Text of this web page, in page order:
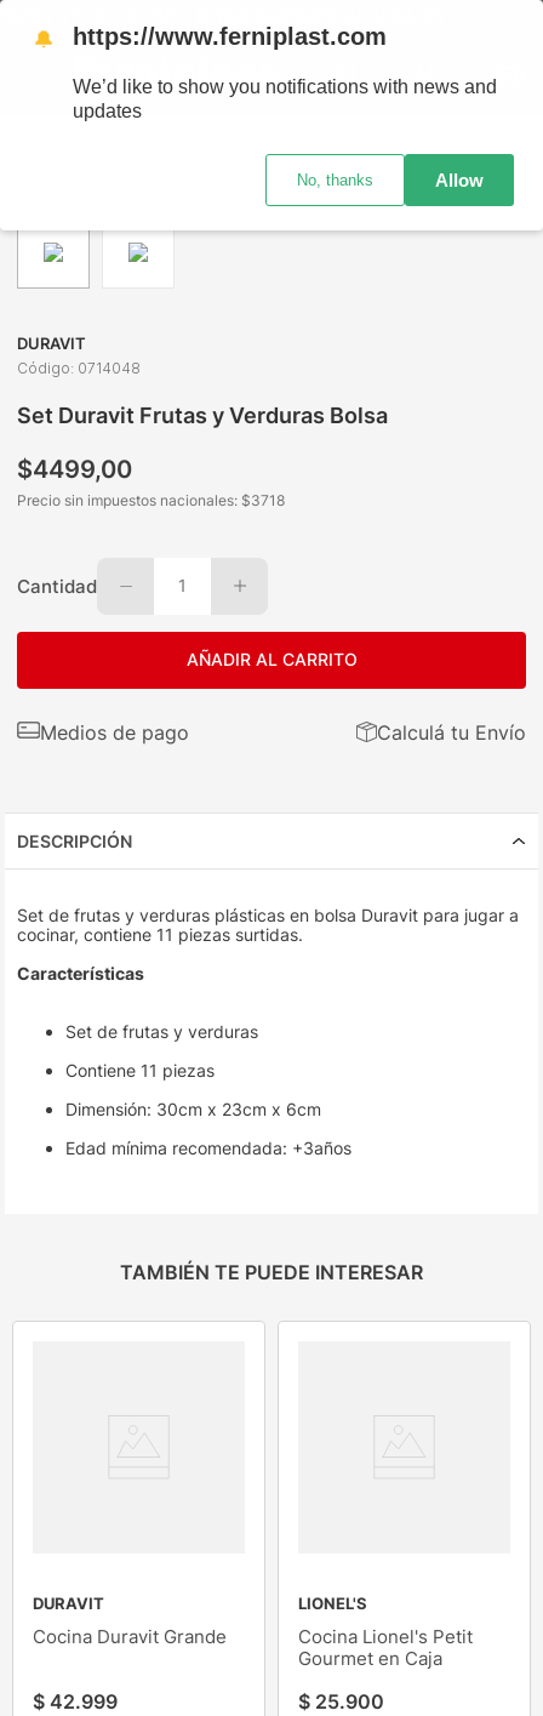
DURAVIT
Código: 0714048
Set Duravit Frutas y Verduras Bolsa
$4499,00
Precio sin impuestos nacionales: $3718
Cantidad 1
AÑADIR AL CARRITO
Medios de pago Calculá tu Envío
DESCRIPCIÓN
Set de frutas y verduras plásticas en bolsa Duravit para jugar a
cocinar, contiene 11 piezas surtidas.
Características
Set de frutas y verduras
Contiene 11 piezas
Dimensión: 30cm x 23cm x 6cm
Edad mínima recomendada: +3años
TAMBIÉN TE PUEDE INTERESAR
DURAVIT
Cocina Duravit Grande
$ 42.999
LIONEL'S
Cocina Lionel's Petit
Gourmet en Caja
$ 25.900
🔔 https://www.ferniplast.com
We’d like to show you notifications with news and
updates
No, thanks Allow